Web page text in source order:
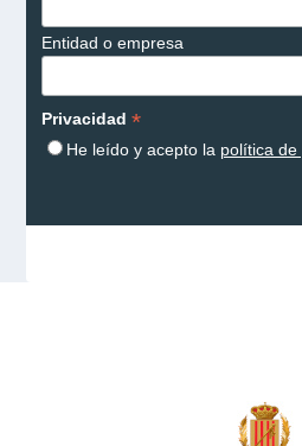
Entidad o empresa
Privacidad *
He leído y acepto la política de